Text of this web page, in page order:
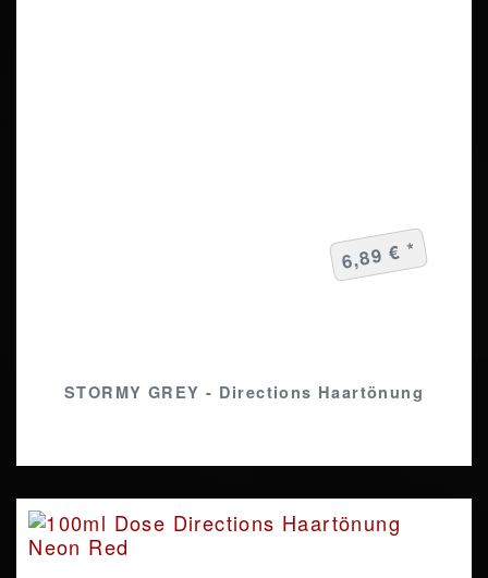
STORMY GREY - Directions Haartönung
6,89 € *